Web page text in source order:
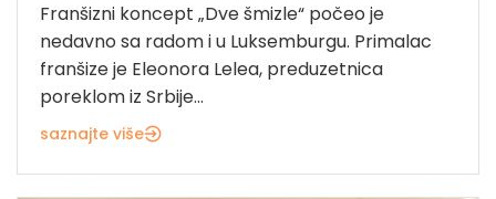
Franšizni koncept „Dve šmizle“ počeo je
nedavno sa radom i u Luksemburgu. Primalac
franšize je Eleonora Lelea, preduzetnica
poreklom iz Srbije...
saznajte više